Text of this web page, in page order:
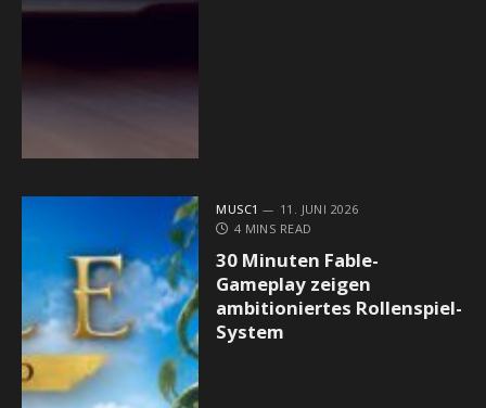
MUSC1
11. JUNI 2026
4 MINS READ
30 Minuten Fable-
Gameplay zeigen
ambitioniertes Rollenspiel-
System